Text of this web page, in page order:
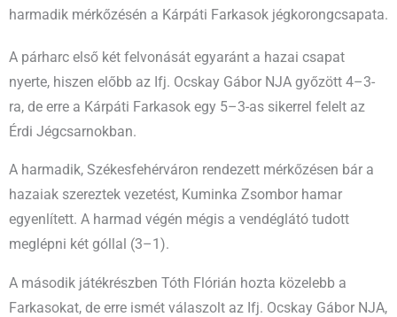
harmadik mérkőzésén a Kárpáti Farkasok jégkorongcsapata.
A párharc első két felvonását egyaránt a hazai csapat
nyerte, hiszen előbb az Ifj. Ocskay Gábor NJA győzött 4–3-
ra, de erre a Kárpáti Farkasok egy 5–3-as sikerrel felelt az
Érdi Jégcsarnokban.
A harmadik, Székesfehérváron rendezett mérkőzésen bár a
hazaiak szereztek vezetést, Kuminka Zsombor hamar
egyenlített. A harmad végén mégis a vendéglátó tudott
meglépni két góllal (3–1).
A második játékrészben Tóth Flórián hozta közelebb a
Farkasokat, de erre ismét válaszolt az Ifj. Ocskay Gábor NJA,